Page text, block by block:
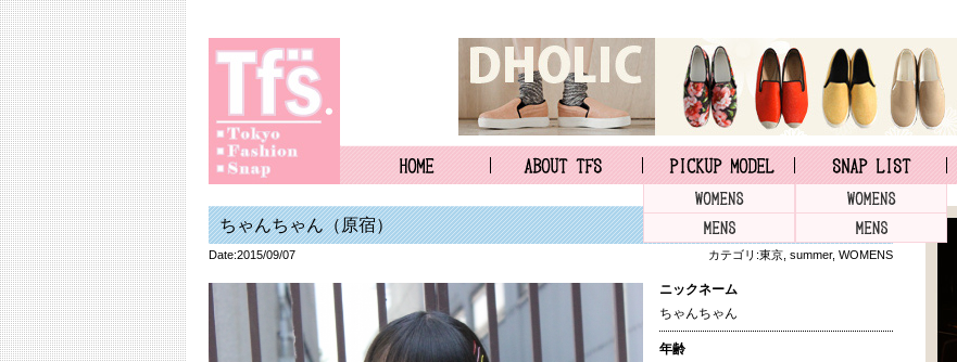
ちゃんちゃん（原宿）
Date:2015/09/07 カテゴリ:東京 summer, WOMENS
ニックネーム
ちゃんちゃん
年齢